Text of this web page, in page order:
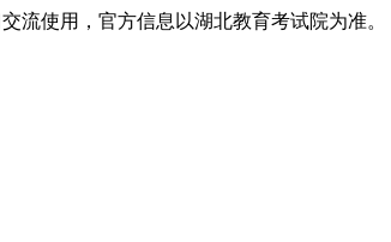
流使用，官方信息以湖北教育考试院为准。